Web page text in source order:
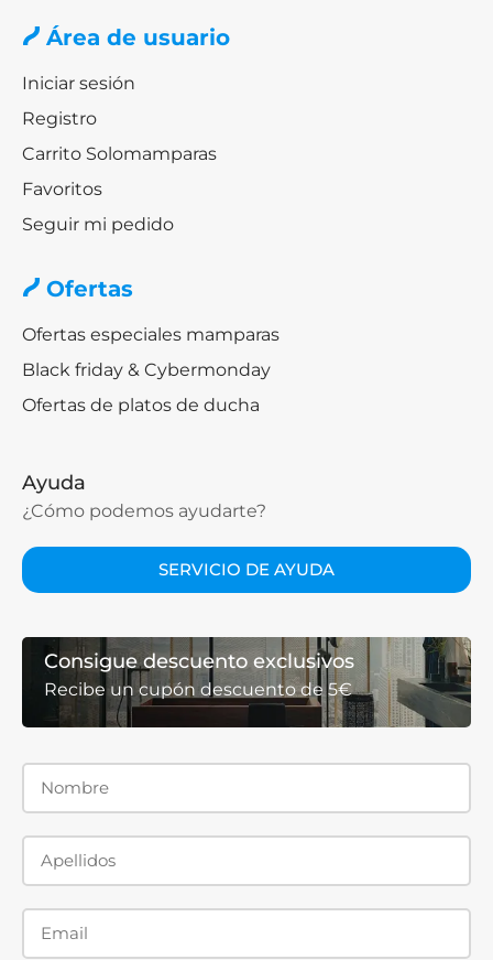
Área de usuario
Iniciar sesión
Registro
Carrito Solomamparas
Favoritos
Seguir mi pedido
Ofertas
Ofertas especiales mamparas
Black friday & Cybermonday
Ofertas de platos de ducha
Ayuda
¿Cómo podemos ayudarte?
SERVICIO DE AYUDA
Consigue descuento exclusivos
Recibe un cupón descuento de 5€